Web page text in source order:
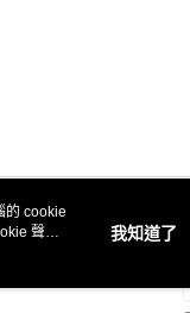
的 cookie
聲明
我知道了